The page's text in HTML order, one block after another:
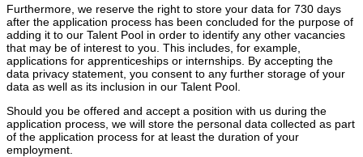
Furthermore, we reserve the right to store your data for 730 days
after the application process has been concluded for the purpose of
adding it to our Talent Pool in order to identify any other vacancies
that may be of interest to you. This includes, for example,
applications for apprenticeships or internships. By accepting the
data privacy statement, you consent to any further storage of your
data as well as its inclusion in our Talent Pool.
Should you be offered and accept a position with us during the
application process, we will store the personal data collected as part
of the application process for at least the duration of your
employment.